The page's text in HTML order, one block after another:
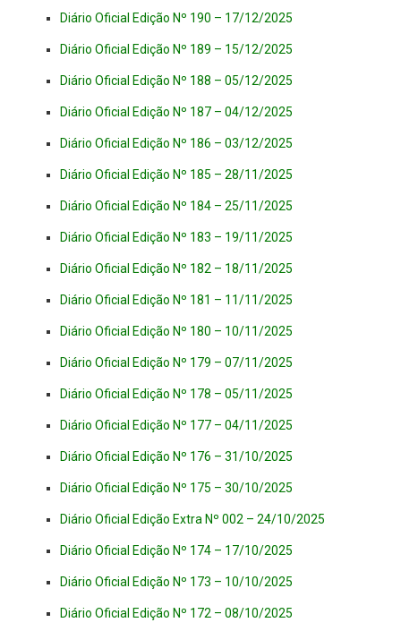
Diário Oficial Edição Nº 190 – 17/12/2025
Diário Oficial Edição Nº 189 – 15/12/2025
Diário Oficial Edição Nº 188 – 05/12/2025
Diário Oficial Edição Nº 187 – 04/12/2025
Diário Oficial Edição Nº 186 – 03/12/2025
Diário Oficial Edição Nº 185 – 28/11/2025
Diário Oficial Edição Nº 184 – 25/11/2025
Diário Oficial Edição Nº 183 – 19/11/2025
Diário Oficial Edição Nº 182 – 18/11/2025
Diário Oficial Edição Nº 181 – 11/11/2025
Diário Oficial Edição Nº 180 – 10/11/2025
Diário Oficial Edição Nº 179 – 07/11/2025
Diário Oficial Edição Nº 178 – 05/11/2025
Diário Oficial Edição Nº 177 – 04/11/2025
Diário Oficial Edição Nº 176 – 31/10/2025
Diário Oficial Edição Nº 175 – 30/10/2025
Diário Oficial Edição Extra Nº 002 – 24/10/2025
Diário Oficial Edição Nº 174 – 17/10/2025
Diário Oficial Edição Nº 173 – 10/10/2025
Diário Oficial Edição Nº 172 – 08/10/2025